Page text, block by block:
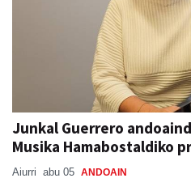
Junkal Guerrero
Musika Hamabostaldiko
Aiurri abu 05 ANDOAIN